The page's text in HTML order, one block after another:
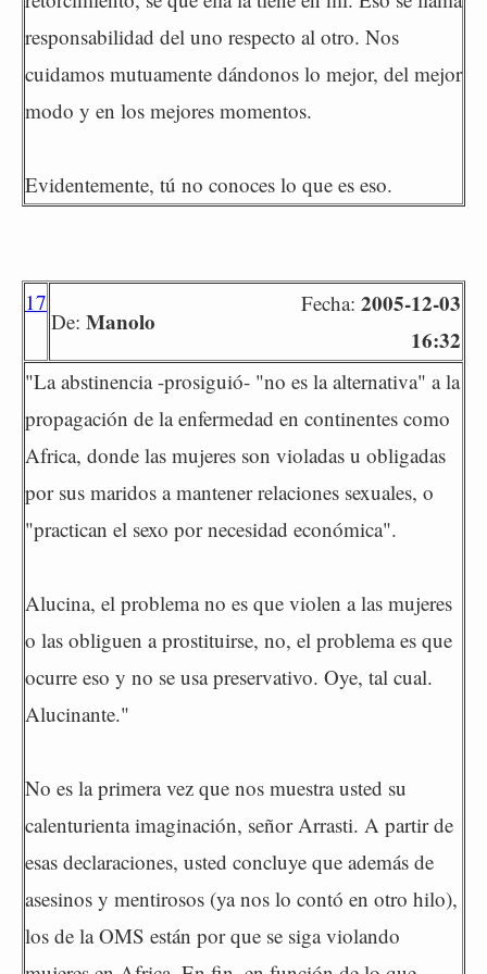
responsabilidad del uno respecto al otro. Nos
cuidamos mutuamente dándonos lo mejor, del mejor
modo y en los mejores momentos.
Evidentemente, tú no conoces lo que es eso.
17
De: Manolo
Fecha: 2005-12-03
16:32
"La abstinencia -prosiguió- "no es la alternativa" a la
propagación de la enfermedad en continentes como
Africa, donde las mujeres son violadas u obligadas
por sus maridos a mantener relaciones sexuales, o
"practican el sexo por necesidad económica".
Alucina, el problema no es que violen a las mujeres
o las obliguen a prostituirse, no, el problema es que
ocurre eso y no se usa preservativo. Oye, tal cual.
Alucinante."
No es la primera vez que nos muestra usted su
calenturienta imaginación, señor Arrasti. A partir de
esas declaraciones, usted concluye que además de
asesinos y mentirosos (ya nos lo contó en otro hilo),
los de la OMS están por que se siga violando